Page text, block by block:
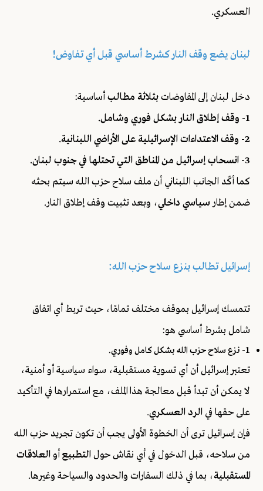
العسكري.
لبنان يضع وقف النار كشرط أساسي قبل أي تفاوض!
دخل لبنان إلى المفاوضاتبثلاثة مطالب أساسية:
1- وقف إطلاق النار بشكل فوري وشامل.
2- وقف الاعتداءات الإسرائيلية على الأراضي اللبنانية.
3- انسحاب إسرائيل من المناطق التي تحتلها في جنوب لبنان.
كما أكّد الجانب اللبناني أن ملف سلاح حزب الله سيتم بحثه
ضمن إطار سياسي داخلي، وبعد تثبيت وقف إطلاق النار.
إسرائيل تطالب بنزع سلاح حزب الله:
تتمسك إسرائيل بموقف مختلف تمامًا، حيث تربط أي اتفاق
شامل بشرط أساسي هو:
1- نزع سلاح حزب الله بشكل كامل وفوري.
تعتبر إسرائيل أن أي تسوية مستقبلية، سواء سياسية أو أمنية،
لا يمكن أن تبدأ قبل معالجة هذا الملف، مع استمرارها في التأكيد
على حقها فيالرد العسكري.
فإن إسرائيل ترى أن الخطوة الأولى يجب أن تكون تجريد حزب الله
من سلاحه، قبل الدخول في أي نقاش حولالتطبيعأوالعلاقات
المستقبلية، بما في ذلك السفارات والحدود والسياحة وغيرها.